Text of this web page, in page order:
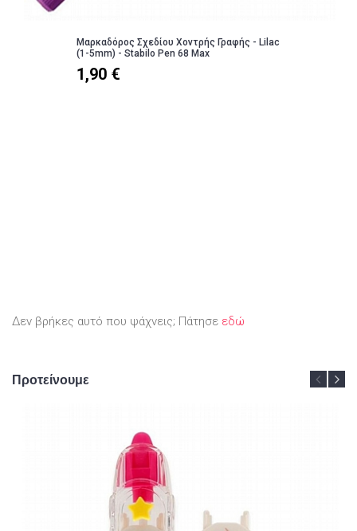
Μαρκαδόρος Σχεδίου Χοντρής Γραφής - Lilac
(1-5mm) - Stabilo Pen 68 Max
1,90 €
Δεν βρήκες αυτό που ψάχνεις; Πάτησε εδώ
Προτείνουμε